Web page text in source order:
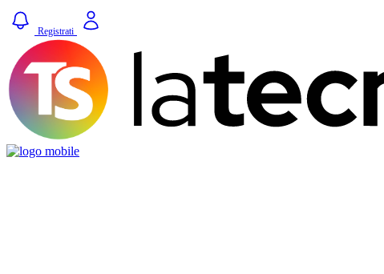
Registrati